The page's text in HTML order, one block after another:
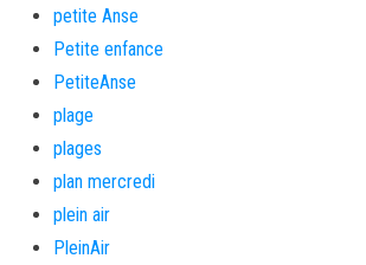
petite Anse
Petite enfance
PetiteAnse
plage
plages
plan mercredi
plein air
PleinAir